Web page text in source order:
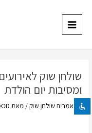
settings צבע רקע
zoom_out זום (הקטנה)
זום (הגדלה)
לתוכן
Menu
שולחן שוק
ומסיבות יום הולדת
/ מאמרים שולחן שוק/ מאת